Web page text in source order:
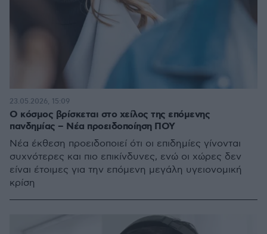
Ο κόσμος βρίσκεται στο χείλος της επόμενης
πανδημίας – Νέα προειδοποίηση ΠΟΥ
Νέα έκθεση προειδοποιεί ότι οι επιδημίες γίνονται
συχνότερες και πιο επικίνδυνες, ενώ οι χώρες δεν
είναι έτοιμες για την επόμενη μεγάλη υγειονομική
κρίση
23.05.2026, 15:09